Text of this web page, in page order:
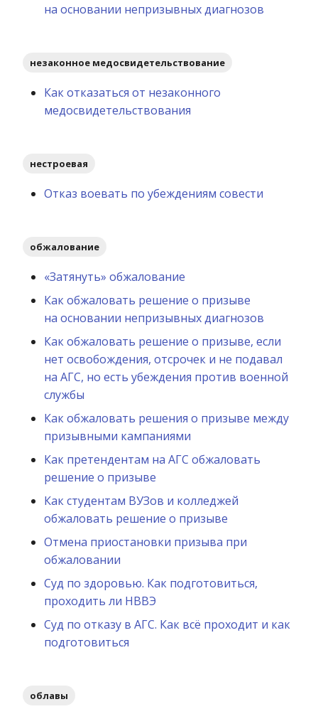
на основании непризывных диагнозов
незаконное медосвидетельствование
Как отказаться от незаконного
медосвидетельствования
нестроевая
Отказ воевать по убеждениям совести
обжалование
«Затянуть» обжалование
Как обжаловать решение о призыве
на основании непризывных диагнозов
Как обжаловать решение о призыве, если
нет освобождения, отсрочек и не подавал
на АГС, но есть убеждения против военной
службы
Как обжаловать решения о призыве между
призывными кампаниями
Как претендентам на АГС обжаловать
решение о призыве
Как студентам ВУЗов и колледжей
обжаловать решение о призыве
Отмена приостановки призыва при
обжаловании
Суд по здоровью. Как подготовиться,
проходить ли НВВЭ
Суд по отказу в АГС. Как всё проходит и как
подготовиться
облавы